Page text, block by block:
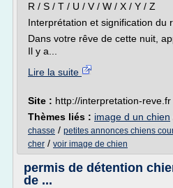
R / S / T / U / V / W / X / Y / Z
Interprétation et signification du
Dans votre rêve de cette nuit,
Il y a...
Lire la suite
Site : http://interpretation-reve.fr
Thèmes liés : image d un chien
chasse / petites annonces chiens
cher / voir image de chien
permis de détention
de ...